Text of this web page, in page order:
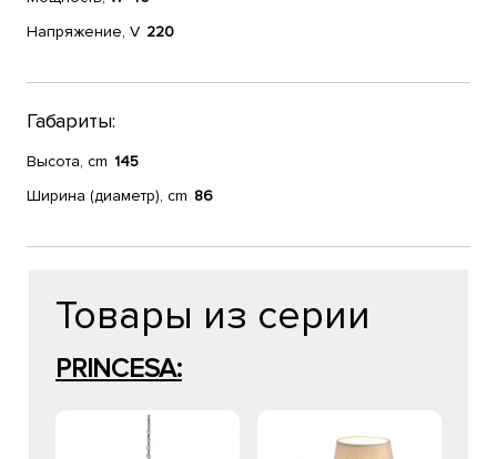
Напряжение, V 220
Габариты:
Высота, cm 145
Ширина (диаметр), cm 86
Товары из серии
PRINCESA: